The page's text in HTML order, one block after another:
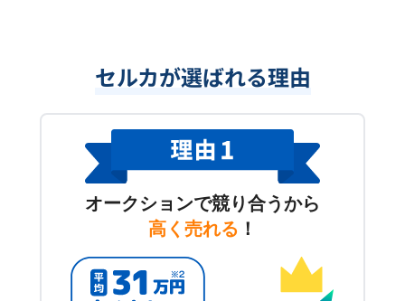
セルカが選ばれる理由
オークションで競り合うから
高く売れる ！